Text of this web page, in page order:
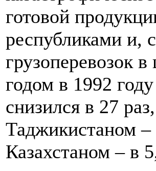
готовой
республиками и,
грузоперевозок
годом в 1992
снизился в 27
Таджикистаном –
Казахстаном – в